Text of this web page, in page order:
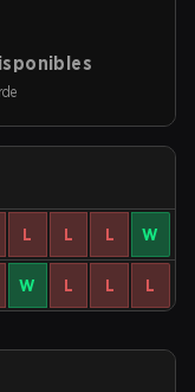
L L L W
W L L L